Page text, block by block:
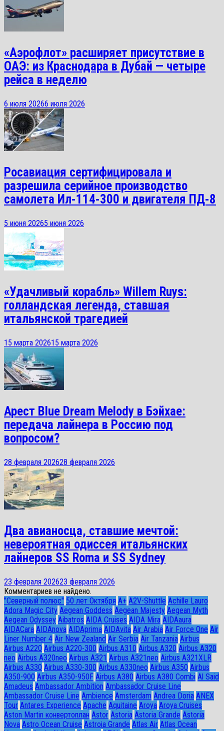
«Аэрофлот» расширяет присутствие в
ОАЭ: из Краснодара в Дубай — четыре
рейса в неделю
6 июля 20266 июля 2026
Росавиация сертифицировала и
разрешила серийное производство
самолета Ил-114-300 и двигателя ПД-8
5 июня 20265 июня 2026
«Удачливый корабль» Willem Ruys:
голландская легенда, ставшая
итальянской трагедией
15 марта 202615 марта 2026
Арест Blue Dream Melody в Бэйхае:
передача лайнера в Россию под
вопросом?
28 февраля 202628 февраля 2026
Два авианосца, ставшие мечтой:
невероятная одиссея итальянских
лайнеров SS Roma и SS Sydney
23 февраля 202623 февраля 2026
Комментариев не найдено.
"Северный полюс" 50 лет Октября A+ A2V-Shuttle Achille Lauro
Adora Magic City Aegean Goddess Aegean Majesty Aegean Myth
Aegean Odyssey Aibatros AIDA Cruises AIDA Mira AIDAaura
AIDACara AIDAnova AIDAprima AIDAvita Air Arabia Air Force One Air
Liner Number 4 Air New Zealand Air Serbia Air Tanzania Airbus
Airbus A220 Airbus A220-300 Airbus A310 Airbus A320 Airbus A320
neo Airbus A320neo Airbus A321 Airbus A321neo Airbus A321XLR
Airbus A330 Airbus A330-300 Airbus A330neo Airbus A350 Airbus
A350-900 Airbus A350-950F Airbus A380 Airbus A380 Combi Al Said
Amadeus Ambassador Ambition Ambassador Cruise Line
Ambassador Сruise Line Ambience Amsterdam Andrea Doria ANEX
Tour Antares Experience Apache Aquitaine Aroya Aroya Cruises
Aston Martin конвертоплан Astor Astoria Astoria Grande Astoria
Nova Astro Ocean Cruise Astroia Grande Atlas Air Atlas Ocean